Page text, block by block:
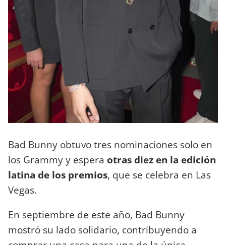
Bad Bunny obtuvo tres nominaciones solo en
los Grammy y espera otras diez en la edición
latina de los premios, que se celebra en Las
Vegas.
En septiembre de este año, Bad Bunny
mostró su lado solidario, contribuyendo a